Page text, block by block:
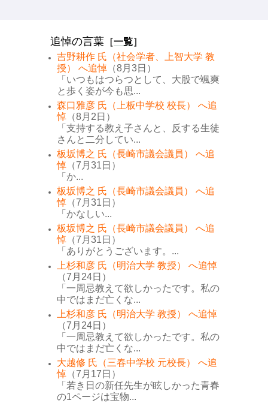
追悼の言葉 ［一覧］
吉野耕作 氏（社会学者、上智大学 教
授） へ追悼 （8月3日）
「いつもはつらつとして、大股で颯爽
と歩く姿が今も思...
森口雅彦 氏（上板中学校 校長） へ追
悼 （8月2日）
「支持する教え子さんと、反する生徒
さんと二分してい...
板坂博之 氏（長崎市議会議員） へ追
悼 （7月31日）
「か...
板坂博之 氏（長崎市議会議員） へ追
悼 （7月31日）
「かなしい...
板坂博之 氏（長崎市議会議員） へ追
悼 （7月31日）
「ありがとうございます。...
上杉和彦 氏（明治大学 教授） へ追悼
（7月24日）
「一周忌教えて欲しかったです。私の
中ではまだ亡くな...
上杉和彦 氏（明治大学 教授） へ追悼
（7月24日）
「一周忌教えて欲しかったです。私の
中ではまだ亡くな...
大越修 氏（三春中学校 元校長） へ追
悼 （7月17日）
「若き日の新任先生が眩しかった青春
の1ページは宝物...